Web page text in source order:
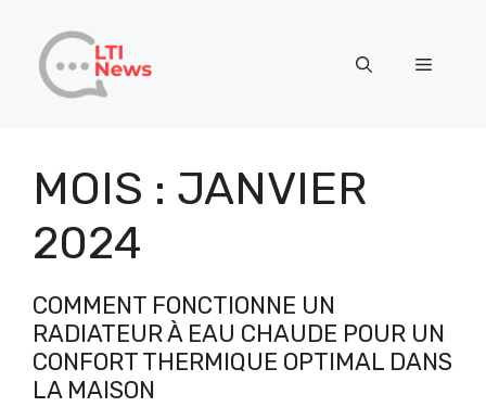
contenu
Menu
MOIS : JANVIER
2024
COMMENT FONCTIONNE UN
RADIATEUR À EAU CHAUDE POUR UN
CONFORT THERMIQUE OPTIMAL DANS
LA MAISON